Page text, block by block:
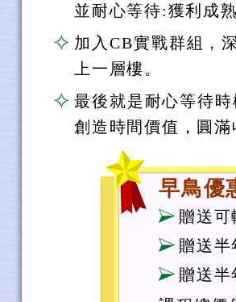
並耐心等待:獲利成
加入CB實戰群組，
上一層樓。
最後就是耐心等待
創造時間價值，圓
早鳥優
贈送
贈送
贈送